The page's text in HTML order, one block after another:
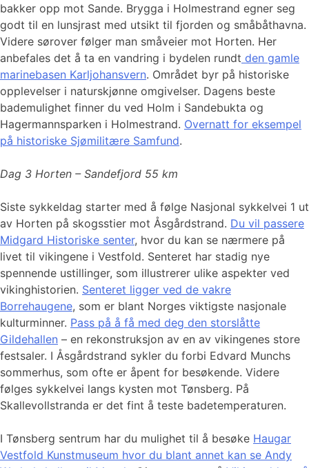
bakker opp mot Sande. Brygga i Holmestrand egner seg
godt til en lunsjrast med utsikt til fjorden og småbåthavna.
Videre sørover følger man småveier mot Horten. Her
anbefales det å ta en vandring i bydelen rundt den gamle
marinebasen Karljohansvern. Området byr på historiske
opplevelser i naturskjønne omgivelser. Dagens beste
bademulighet finner du ved Holm i Sandebukta og
Hagermannsparken i Holmestrand. Overnatt for eksempel
på historiske Sjømilitære Samfund.
Dag 3 Horten – Sandefjord 55 km
Siste sykkeldag starter med å følge Nasjonal sykkelvei 1 ut
av Horten på skogsstier mot Åsgårdstrand. Du vil passere
Midgard Historiske senter, hvor du kan se nærmere på
livet til vikingene i Vestfold. Senteret har stadig nye
spennende ustillinger, som illustrerer ulike aspekter ved
vikinghistorien. Senteret ligger ved de vakre
Borrehaugene, som er blant Norges viktigste nasjonale
kulturminner. Pass på å få med deg den storslåtte
Gildehallen – en rekonstruksjon av en av vikingenes store
festsaler. I Åsgårdstrand sykler du forbi Edvard Munchs
sommerhus, som ofte er åpent for besøkende. Videre
følges sykkelvei langs kysten mot Tønsberg. På
Skallevollstranda er det fint å teste badetemperaturen.
I Tønsberg sentrum har du mulighet til å besøke Haugar
Vestfold Kunstmuseum hvor du blant annet kan se Andy